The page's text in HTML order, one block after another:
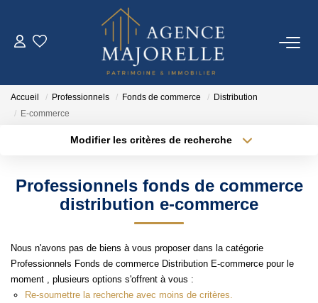
ACHETER
FAIRE GÉRER
IMMO NEUF
NOTRE AGENCE
Accueil Professionnels Fonds de commerce
Distribution
E-commerce
Modifier les critères de recherche
Type de bien
Budget max Plus de critères
Professionnels fonds de commerce
distribution e-commerce
Nous n'avons pas de biens à vous proposer dans la catégorie
Professionnels Fonds de commerce Distribution E-commerce pour le
moment , plusieurs options s'offrent à vous :
Re-soumettre la recherche avec moins de critères.